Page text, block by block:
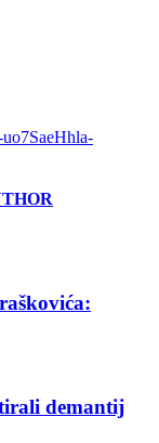
demantij